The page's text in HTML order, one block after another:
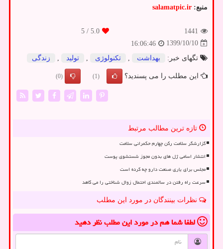
منبع: salamatpic.ir
1441
5.0
/ 5
1399/10/10
16:06:46
تگهای خبر:
بهداشت تكنولوژی تولید زندگی
این مطلب را می پسندید؟ (1)
(0)
تازه ترین مطالب مرتبط
گزارشگر سلامت رکن چهارم حکمرانی سلامت
انتشار اسامی ژل های بدون مجوز شستشوی پوست
مجلس برای یاری صنعت دارو چه کرده است
سرعت راه رفتن در سالمندی احتمال زوال شناختی را می کاهد
نظرات بینندگان در مورد این مطلب
لطفا شما همدر مورد این مطلبنظر دهید